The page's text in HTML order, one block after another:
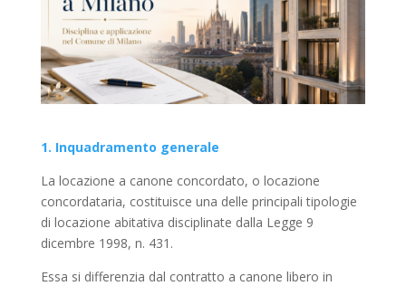
1. Inquadramento generale
La locazione a canone concordato, o locazione
concordataria, costituisce una delle principali tipologie
di locazione abitativa disciplinate dalla Legge 9
dicembre 1998, n. 431.
Essa si differenzia dal contratto a canone libero in